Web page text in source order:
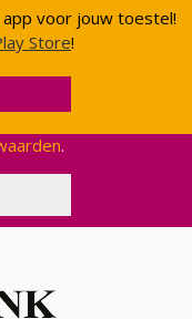
app voor jouw toestel!
Store!
en scripts van
geanonimiseerd
wij functionaliteit
u een zo optimaal
.